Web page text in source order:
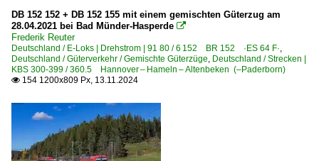
DB 152 152 + DB 152 155 mit einem gemischten Güterzug am
28.04.2021 bei Bad Münder-Hasperde 
Frederik Reuter
Deutschland / E-Loks | Drehstrom | 91 80 / 6 152 BR 152 ·ES 64 F·,
Deutschland / Güterverkehr / Gemischte Güterzüge, Deutschland / Strecken |
KBS 300-399 / 360.5 Hannover – Hameln – Altenbeken (–Paderborn)
 154 1200x809 Px, 13.11.2024